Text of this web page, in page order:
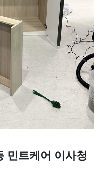
민트케어 이사청